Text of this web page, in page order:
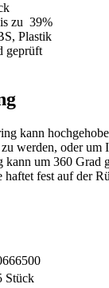
zu 39%
Plastik
geprüft
kann
werden, oder um
kann um 360 Grad
haftet fest auf der
Stück